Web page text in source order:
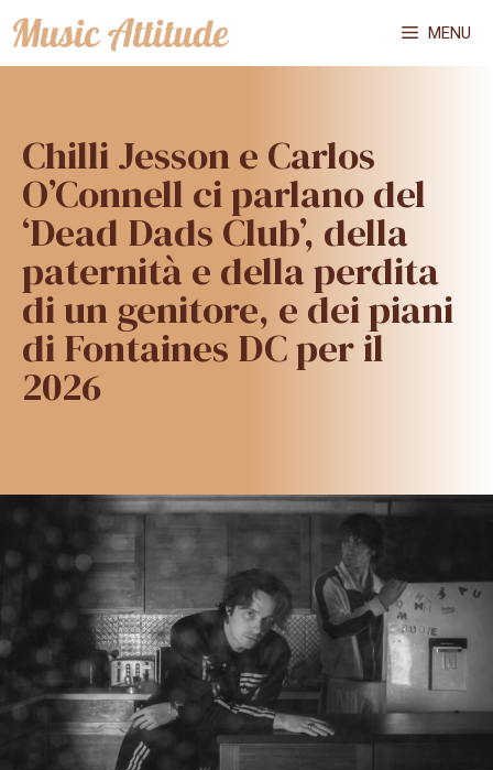
Vai
al
MENU
Chilli Jesson e Carlos
O’Connell ci parlano del
‘Dead Dads Club’, della
paternità e della perdita
di un genitore, e dei piani
di Fontaines DC per il
2026